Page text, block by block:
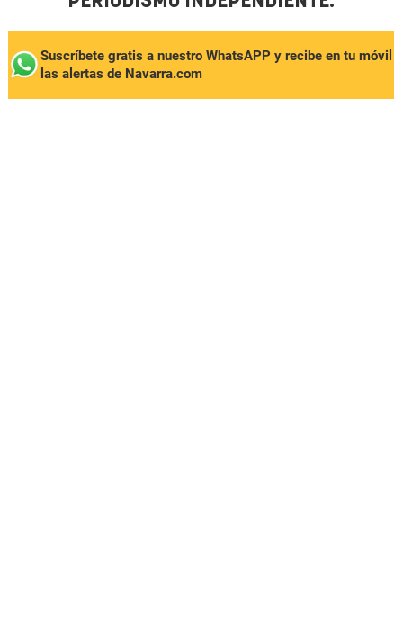
Suscríbete gratis a nuestro WhatsAPP y recibe en tu móvil
las alertas de Navarra.com